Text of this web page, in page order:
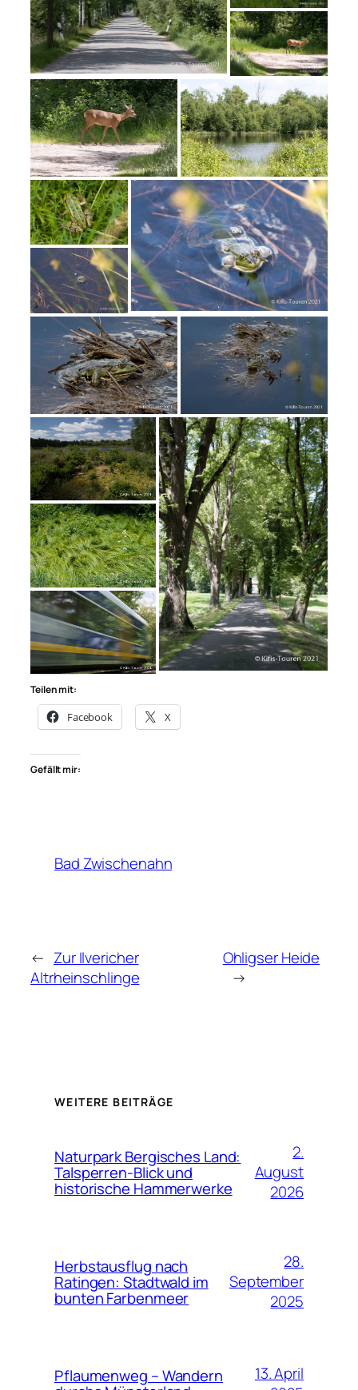
Teilen mit:
Facebook X
Gefällt mir:
Bad Zwischenahn
← Zur Ilvericher
Altrheinschlinge
Ohligser Heide
→
WEITERE BEITRÄGE
Naturpark Bergisches Land:
Talsperren-Blick und
historische Hammerwerke
2.
August
2026
Herbstausflug nach
Ratingen: Stadtwald im
bunten Farbenmeer
28.
September
2025
Pflaumenweg – Wandern
13. April